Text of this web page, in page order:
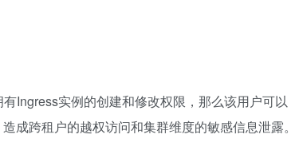
Ingress实例的创建和修改权限，那么该用户可以
成跨租户的越权访问和集群维度的敏感信息泄露